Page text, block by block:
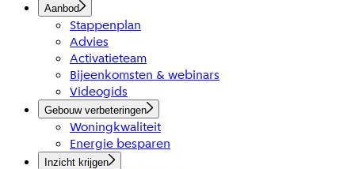
Aanbod
Stappenplan
Advies
Activatieteam
Bijeenkomsten & webinars
Videogids
Gebouw verbeteringen
Woningkwaliteit
Energie besparen
Inzicht krijgen